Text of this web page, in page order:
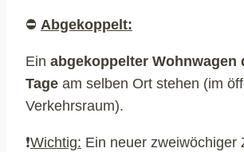
⛔ Abgekoppelt:
Ein abgekoppelter Wohnwagen
Tage am selben Ort stehen (im
Verkehrsraum).
❗Wichtig: Ein neuer zweiwöchiger